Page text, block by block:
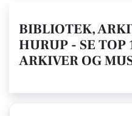
BIBLIOTEK,
HURUP - SE
ARKIVER OG